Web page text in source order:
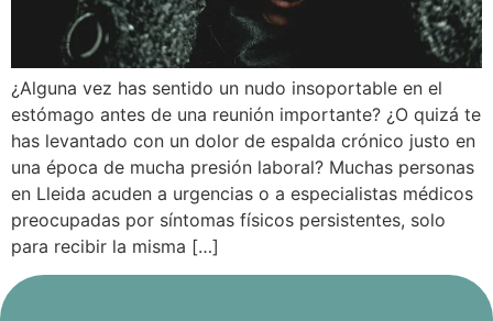
¿Alguna vez has sentido un nudo insoportable en el
estómago antes de una reunión importante? ¿O quizá te
has levantado con un dolor de espalda crónico justo en
una época de mucha presión laboral? Muchas personas
en Lleida acuden a urgencias o a especialistas médicos
preocupadas por síntomas físicos persistentes, solo
para recibir la misma […]